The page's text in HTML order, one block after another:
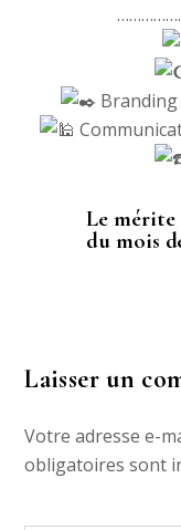
Le mérite
du mois
Laisser un
Votre adresse e-
obligatoires sont